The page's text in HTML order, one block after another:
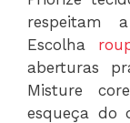
respeitam
Escolha
aberturas
Misture
esqueça do